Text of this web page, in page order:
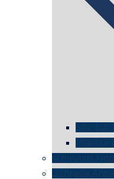
istanbul
Istanbul
schwimmt
„schnelle